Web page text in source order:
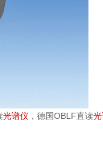
光谱仪 ，德国OBLF直读